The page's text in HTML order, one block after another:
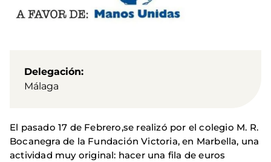
Delegación
Málaga
El pasado 17 de Febrero,se realizó por el colegio M. R.
Bocanegra de la Fundación Victoria, en Marbella, una
actividad muy original: hacer una fila de euros